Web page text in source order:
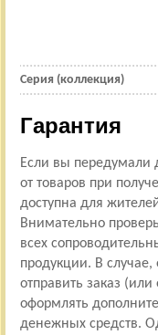
Серия (коллекция)
Гарантия
Если вы передумали
от товаров при
доступна для
Внимательно
всех
продукции. В случае,
отправить заказ
оформлять
денежных средств.